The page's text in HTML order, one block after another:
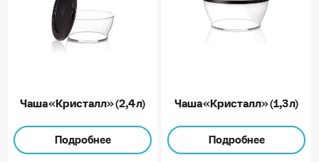
Чаша «Кристалл» (2,4 л)
Подробнее
Чаша «Кристалл» (1,3 л)
Подробнее